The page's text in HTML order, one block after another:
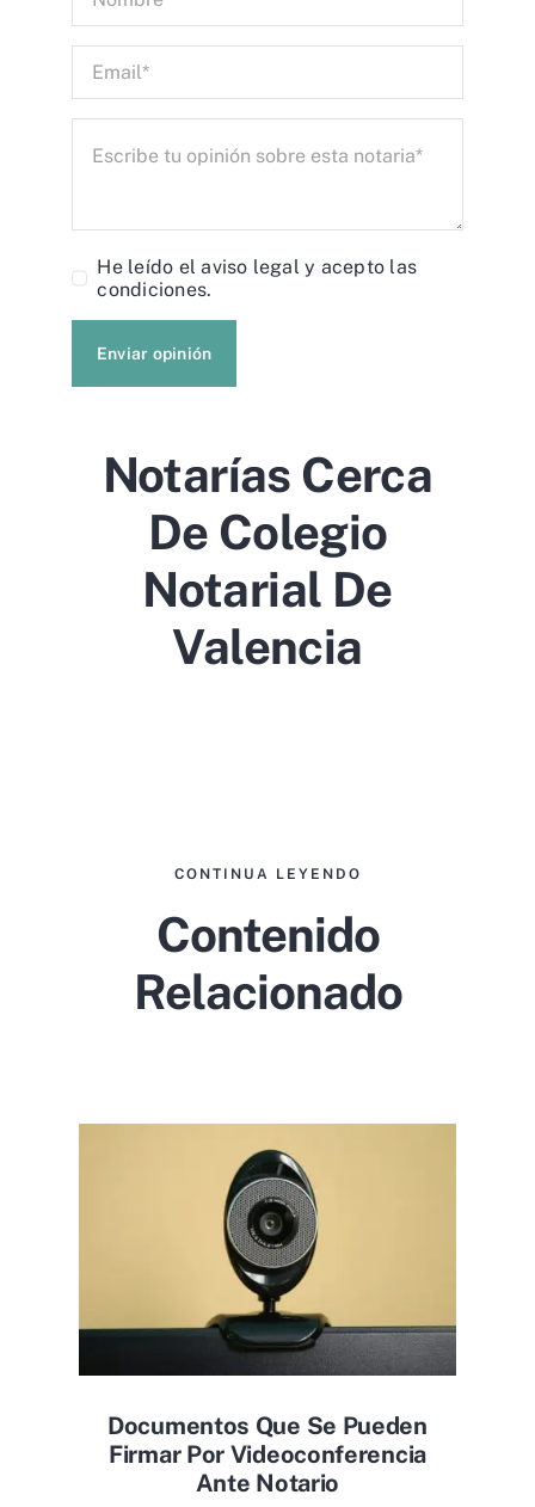
He leído elaviso legal y acepto las
condiciones.
Enviar opinión
Notarías Cerca
De Colegio
Notarial De
Valencia
CONTINUA LEYENDO
Contenido
Relacionado
Documentos Que Se Pueden
Firmar Por Videoconferencia
Ante Notario